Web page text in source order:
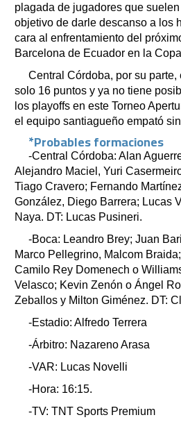
plagada de jugadores que
objetivo de darle descanso a los
cara al enfrentamiento del
Barcelona de Ecuador en la
Central Córdoba, por su
solo 16 puntos y ya no tiene
los playoffs en este Torneo
el equipo santiagueño empató
*Probables formaciones
-Central Córdoba: Alan
Alejandro Maciel, Yuri
Tiago Cravero; Fernando
González, Diego Barrera; Lucas
Naya. DT: Lucas Pusineri.
-Boca: Leandro Brey; Juan
Marco Pellegrino, Malcom
Camilo Rey Domenech o
Velasco; Kevin Zenón o Ángel
Zeballos y Milton Giménez. DT:
-Estadio: Alfredo Terrera
-Árbitro: Nazareno Arasa
-VAR: Lucas Novelli
-Hora: 16:15.
-TV: TNT Sports Premium